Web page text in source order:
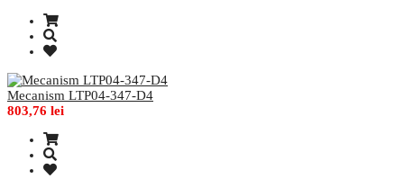
Mecanism LTP04-347-D4
803,76 lei